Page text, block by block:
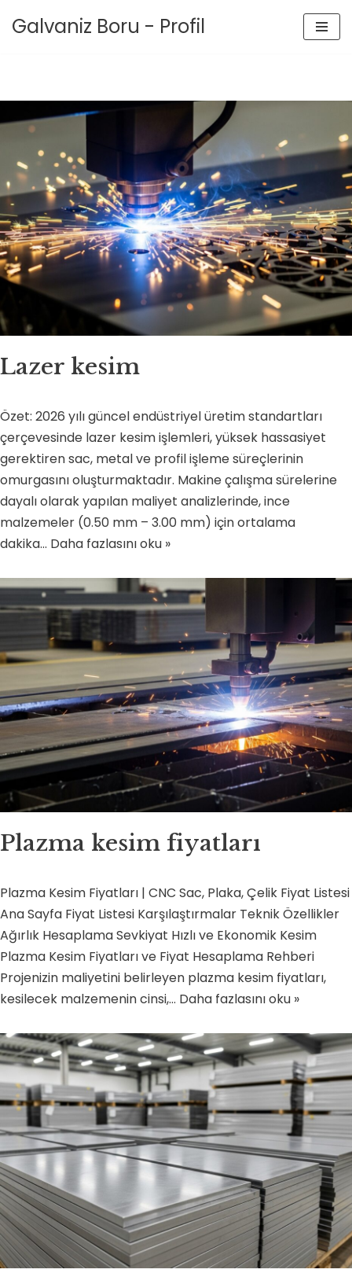
Galvaniz Boru - Profil
Lazer kesim
Özet: 2026 yılı güncel endüstriyel üretim standartları
çerçevesinde lazer kesim işlemleri, yüksek hassasiyet
gerektiren sac, metal ve profil işleme süreçlerinin
omurgasını oluşturmaktadır. Makine çalışma sürelerine
dayalı olarak yapılan maliyet analizlerinde, ince
malzemeler (0.50 mm – 3.00 mm) için ortalama
dakika… Daha fazlasını oku »
Plazma kesim fiyatları
Plazma Kesim Fiyatları | CNC Sac, Plaka, Çelik Fiyat Listesi
Ana Sayfa Fiyat Listesi Karşılaştırmalar Teknik Özellikler
Ağırlık Hesaplama Sevkiyat Hızlı ve Ekonomik Kesim
Plazma Kesim Fiyatları ve Fiyat Hesaplama Rehberi
Projenizin maliyetini belirleyen plazma kesim fiyatları,
kesilecek malzemenin cinsi,… Daha fazlasını oku »